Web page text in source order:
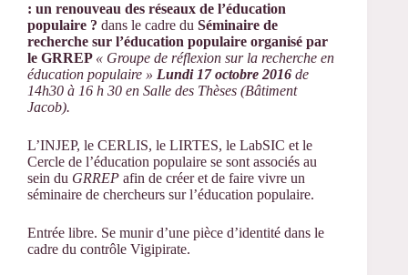
: un renouveau des réseaux de l’éducation
populaire ? dans le cadre du Séminaire de
recherche sur l’éducation populaire organisé par
le GRREP « Groupe de réflexion sur la recherche en
éducation populaire » Lundi 17 octobre 2016 de
14h30 à 16 h 30 en Salle des Thèses (Bâtiment
Jacob).
L’INJEP, le CERLIS, le LIRTES, le LabSIC et le
Cercle de l’éducation populaire se sont associés au
sein du GRREP afin de créer et de faire vivre un
séminaire de chercheurs sur l’éducation populaire.
Entrée libre. Se munir d’une pièce d’identité dans le
cadre du contrôle Vigipirate.